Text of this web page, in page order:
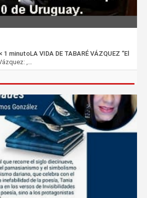
minutoLA VIDA DE TABARÉ VÁZQUEZ “El
,…